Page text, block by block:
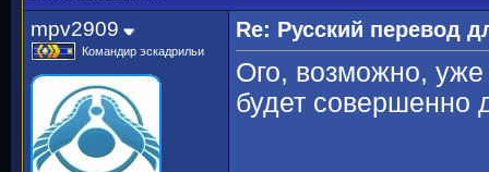
mpv2909
Командир эскадрильи
Re: Русский перевод
Ого, возможно, уже
будет совершенно